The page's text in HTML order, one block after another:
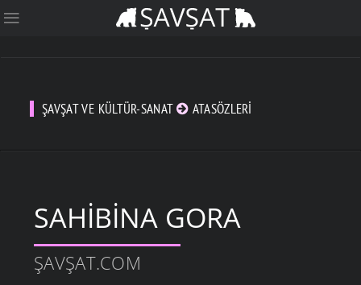
ŞAVŞAT VE KÜLTÜR-SANAT ATASÖZLERI
SAHIBINA GORA
ŞAVŞAT.COM